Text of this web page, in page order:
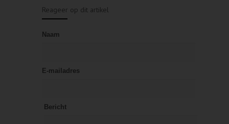
Reageer op dit artikel
Naam
E-mailadres
Bericht